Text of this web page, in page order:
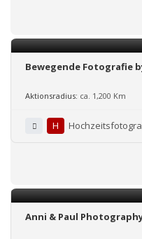
Bewegende Fotografie
Aktionsradius: ca. 1,200 Km
H
Anni & Paul